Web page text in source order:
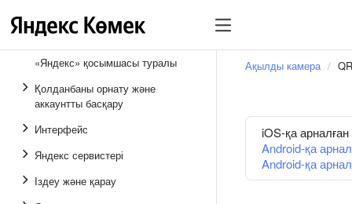
«Яндекс» қосымшасы туралы
Қолданбаны орнату және
аккаунтты басқару
Интерфейс
Яндекс сервистері
Іздеу және қарау
Ақылды камера
iOS-қа
Android-қа
Android-қа